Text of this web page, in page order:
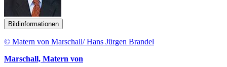
Bildinformationen
© Matern von Marschall/ Hans Jürgen Brandel
Marschall, Matern von